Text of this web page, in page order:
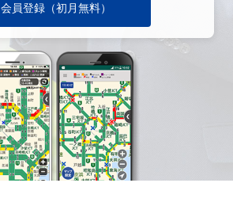
会員登録（初月無料）